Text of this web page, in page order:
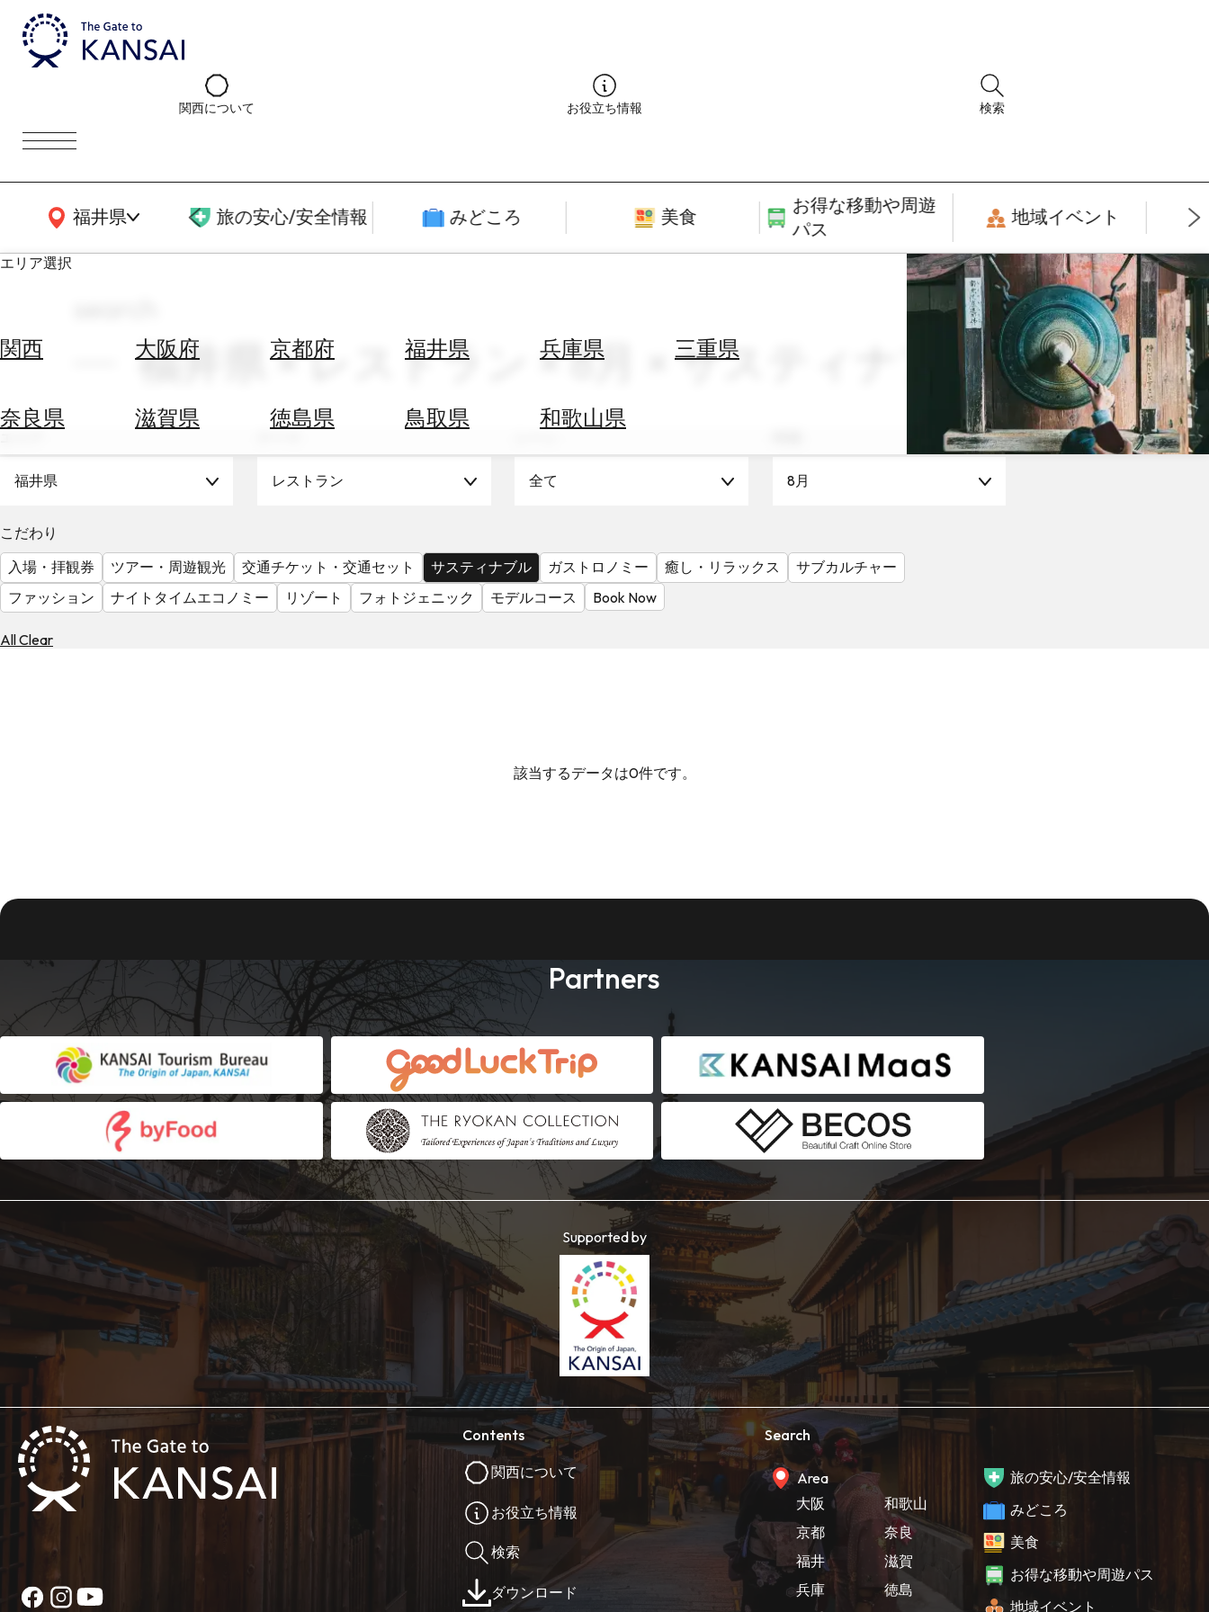
関西について お役立ち情報 検索
福井県
関西広域MAP 旅の安心/安全情報 みどころ 美食
お得な移動や周遊
パス
地域イベント
エリア選択
関西 大阪府 京都府 福井県 兵庫県 三重県
奈良県 滋賀県 徳島県 鳥取県 和歌山県
ホ
す
替
を
調
べ
天
福井県 × レストラン × 8月 × サスティナブル
福井県 レストラン 全て 8月
こだわり
入場・拝観券
ツアー・周遊観光 交通チケット・交通セット サスティナブル ガストロノミー 癒し・リラックス
サブカルチャー
ファッション
ナイトタイムエコノミー リゾート フォトジェニック モデルコース Book Now
All Clear
該当するデータは0件です。
Partners
Supported by
Contents
関西について
お役立ち情報
検索
ダウンロード
Search
Area
大阪
京都
福井
兵庫
和歌山
奈良
滋賀
徳島
旅の安心/安全情報
みどころ
美食
お得な移動や周遊パス
地域イベント